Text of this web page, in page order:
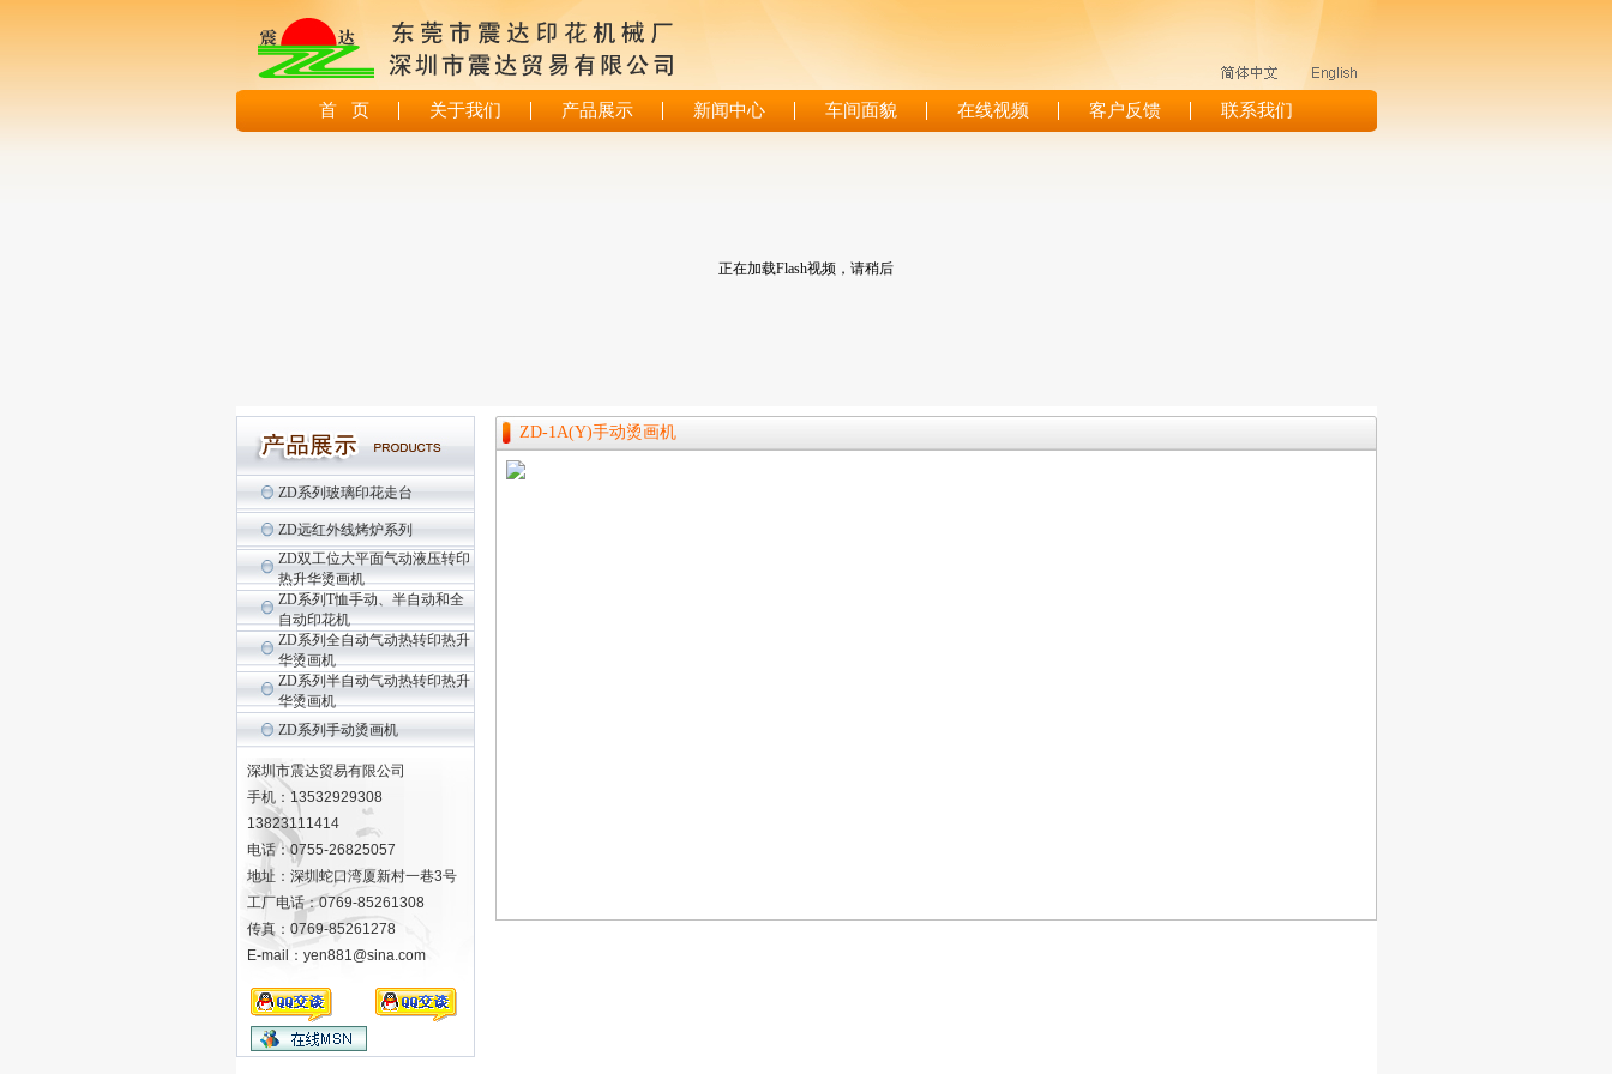
首 页 关于我们 产品展示 新闻中心 车间面貌 在线视频 客户反馈 联系我们
正在加载Flash视频，请稍后
ZD系列玻璃印花走台
ZD远红外线烤炉系列
ZD双工位大平面气动液压转印
热升华烫画机
ZD系列T恤手动、半自动和全
自动印花机
ZD系列全自动气动热转印热升
华烫画机
ZD系列半自动气动热转印热升
华烫画机
ZD系列手动烫画机
深圳市震达贸易有限公司
手机：13532929308
13823111414
电话：0755-26825057
地址：深圳蛇口湾厦新村一巷3号
工厂电话：0769-85261308
传真：0769-85261278
E-mail：yen881@sina.com
ZD-1A(Y)手动烫画机